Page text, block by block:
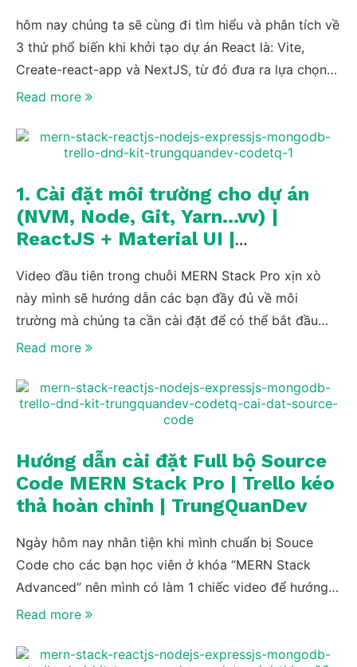
hôm nay chúng ta sẽ cùng đi tìm hiểu và phân tích về
3 thứ phổ biến khi khởi tạo dự án React là: Vite,
Create-react-app và NextJS, từ đó đưa ra lựa chọn
sử dụng cái nào tối ưu cho dự án nhé.
Read more
1. Cài đặt môi trường cho dự án
(NVM, Node, Git, Yarn…vv) |
ReactJS + Material UI |
Video đầu tiên trong chuỗi MERN Stack Pro xịn xò
này mình sẽ hướng dẫn các bạn đầy đủ về môi
trường mà chúng ta cần cài đặt để có thể bắt đầu
học lập trình nhé, mọi thứ trong video này cũng chính
việc chứ không đâu xa cả.
Read more
Hướng dẫn cài đặt Full bộ Source
Code MERN Stack Pro | Trello kéo
thả hoàn chỉnh | TrungQuanDev
Ngày hôm nay nhân tiện khi mình chuẩn bị Souce
Code cho các bạn học viên ở khóa “MERN Stack
Advanced” nên mình có làm 1 chiếc video để hướng
dẫn các bạn cài đặt bộ Code Base ở khóa “MERN
học khóa Pro và có Download Source Code để ủng
Read more